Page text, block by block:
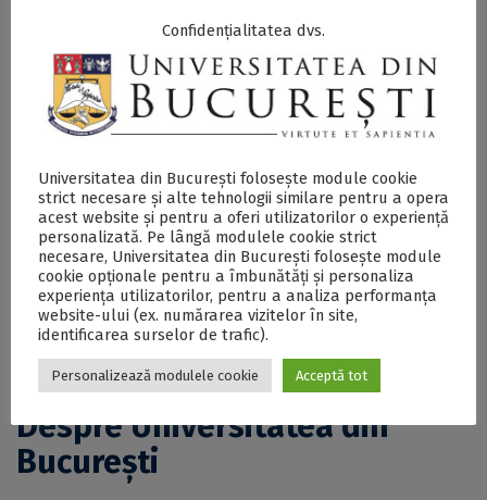
extinderea accesului la educație pentru categorii
diverse de cursanți, precum și despre transformarea
proceselor de predare și învățare prin utilizarea
instrumentelor digitale și a noilor tehnologii
educaționale. Totodată, reprezentanții bibliotecilor
universitare din cadrul alianței vor explora noi modele
bibliotecile în actori activi ai ecosistemului academic
european, iar studenții își vor continua dialogul în
cadrul reuniuniiConsiliului Studenților, una dintre
principalele structuri de reprezentare studențească ale
Alianței CIVIS.
Programul complet al activităților este disponibil
PDF. Sesiunile publice de prezentare și dezbatere vor fi
transmise pe canalul deYouTube CIVIS.
Despre Universitatea din
București
Confidențialitatea dvs.
Universitatea din București folosește module cookie
strict necesare și alte tehnologii similare pentru a opera
acest website și pentru a oferi utilizatorilor o experiență
personalizată. Pe lângă modulele cookie strict
necesare, Universitatea din București folosește module
cookie opționale pentru a îmbunătăți și personaliza
experiența utilizatorilor, pentru a analiza performanța
website-ului (ex. numărarea vizitelor în site,
identificarea surselor de trafic).
Personalizează modulele cookie Acceptă tot